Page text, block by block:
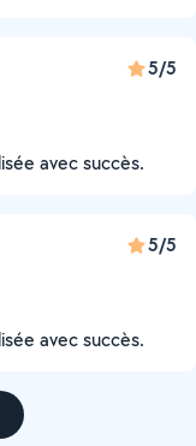
5/5
avec succès.
5/5
avec succès.